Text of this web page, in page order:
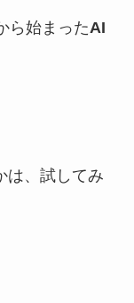
ら始まったAI
は、試してみ